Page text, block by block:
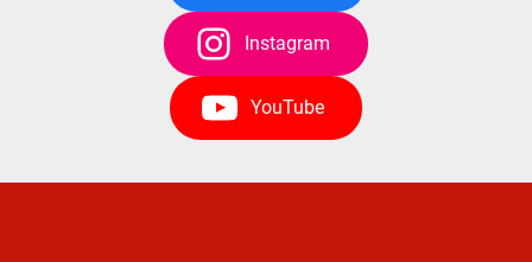
Instagram
YouTube